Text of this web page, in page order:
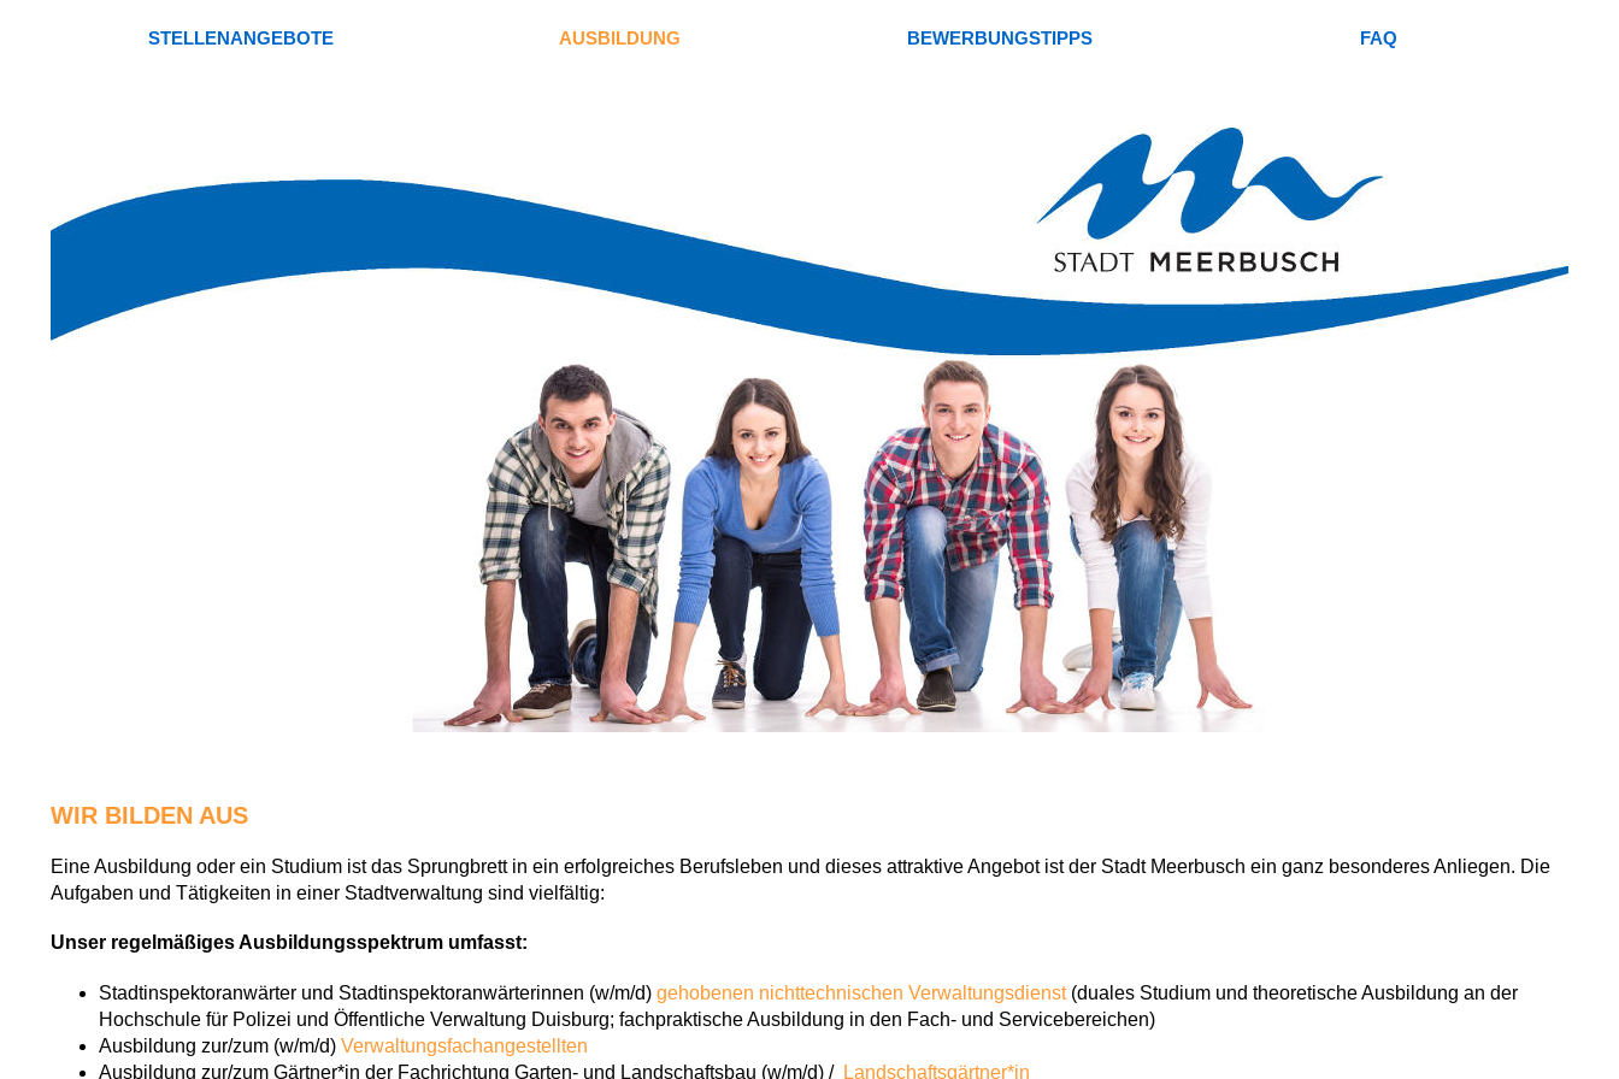
STELLENANGEBOTE AUSBILDUNG BEWERBUNGSTIPPS FAQ
WIR BILDEN AUS
Eine Ausbildung oder ein Studium ist das Sprungbrett in ein erfolgreiches Berufsleben und dieses attraktive Angebot ist der Stadt Meerbusch ein ganz besonderes Anliegen. Die
Aufgaben und Tätigkeiten in einer Stadtverwaltung sind vielfältig:
Unser regelmäßiges Ausbildungsspektrum umfasst:
Stadtinspektoranwärter und Stadtinspektoranwärterinnen (w/m/d) gehobenen nichttechnischen Verwaltungsdienst(duales Studium und theoretische Ausbildung an der
Hochschule für Polizei und Öffentliche Verwaltung Duisburg; fachpraktische Ausbildung in den Fach- und Servicebereichen)
Ausbildung zur/zum (w/m/d) Verwaltungsfachangestellten
Ausbildung zur/zum Gärtner*in der Fachrichtung Garten- und Landschaftsbau (w/m/d) / Landschaftsgärtner*in